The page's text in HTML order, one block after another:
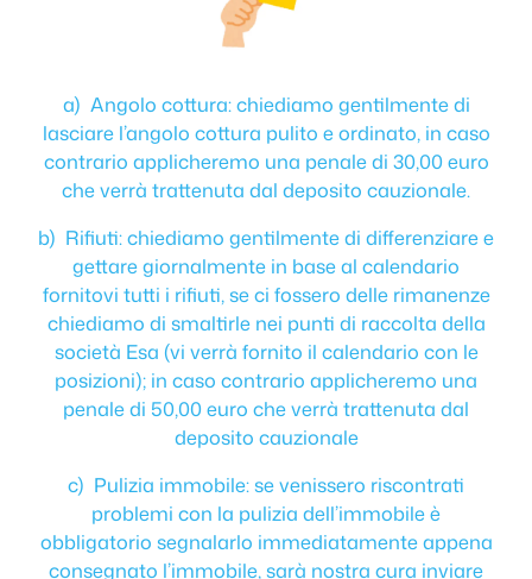
a) Angolo cottura: chiediamo gentilmente di
lasciare l’angolo cottura pulito e ordinato, in caso
contrario applicheremo una penale di 30,00 euro
che verrà trattenuta dal deposito cauzionale.
b) Rifiuti: chiediamo gentilmente di differenziare e
gettare giornalmente in base al calendario
fornitovi tutti i rifiuti, se ci fossero delle rimanenze
chiediamo di smaltirle nei punti di raccolta della
società Esa (vi verrà fornito il calendario con le
posizioni); in caso contrario applicheremo una
penale di 50,00 euro che verrà trattenuta dal
deposito cauzionale
c) Pulizia immobile: se venissero riscontrati
problemi con la pulizia dell’immobile è
obbligatorio segnalarlo immediatamente appena
consegnato l’immobile, sarà nostra cura inviare